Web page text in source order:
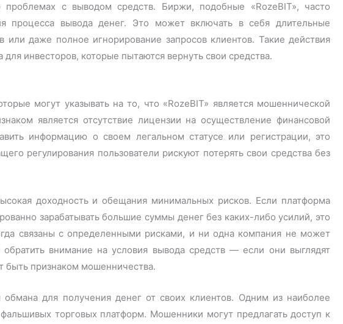
с выводом средств. Биржи, подобные «RozeBIT», часто
процесса вывода денег. Это может включать в себя длительные
или даже полное игнорирование запросов клиентов. Такие действия
инвесторов, которые пытаются вернуть свои средства.
могут указывать на то, что «RozeBIT» является мошеннической
является отсутствие лицензии на осуществление финансовой
информацию о своем легальном статусе или регистрации, это
регулирования пользователи рискуют потерять свои средства без
доходность и обещания минимальных рисков. Если платформа
зарабатывать большие суммы денег без каких-либо усилий, это
связаны с определенными рисками, и ни одна компания не может
обратить внимание на условия вывода средств — если они выглядят
признаком мошенничества.
для получения денег от своих клиентов. Одним из наиболее
торговых платформ. Мошенники могут предлагать доступ к